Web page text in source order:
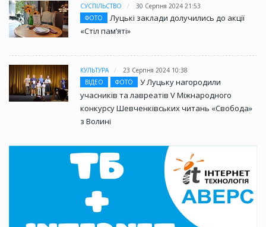
СУСПІЛЬСТВО
30 Серпня 2024 21:53
ФОТО
Луцькі заклади долучились до акції
«Стіл памʼяті»
КУЛЬТУРА
23 Серпня 2024 10:38
ВІДЕО
ФОТО
У Луцьку нагородили
учасників та лавреатів V Міжнародного
конкурсу Шевченківських читань «Свобода»
з Волині